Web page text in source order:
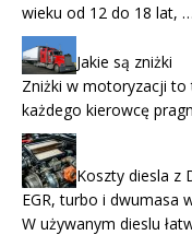
wieku od 12 do 18 lat, …
Jakie są zniżki
Zniżki w motoryzacji
każdego kierowcę
Koszty diesla z
EGR, turbo i dwumasa
W używanym dieslu